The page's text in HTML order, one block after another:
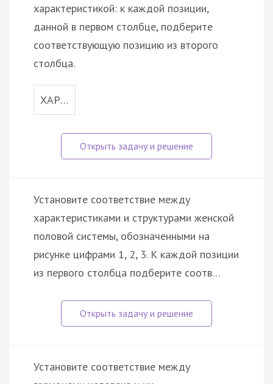
характеристикой: к каждой позиции,
данной в первом столбце, подберите
соответствующую позицию из второго
столбца.
ХАР…
Установите соответствие между
характеристиками и структурами женской
половой системы, обозначенными на
рисунке цифрами 1, 2, 3. К каждой позиции
из первого столбца подберите соотв…
Установите соответствие между